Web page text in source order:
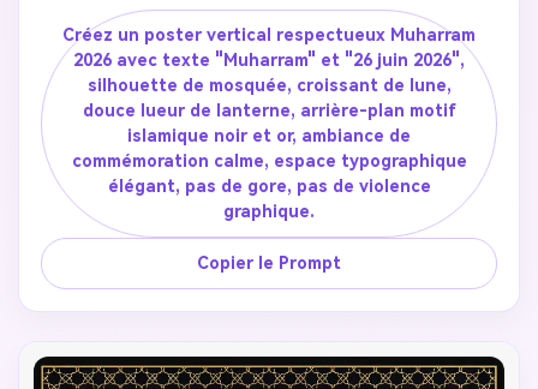
Créez un poster vertical respectueux Muharram
2026 avec texte "Muharram" et "26 juin 2026",
silhouette de mosquée, croissant de lune,
douce lueur de lanterne, arrière-plan motif
islamique noir et or, ambiance de
commémoration calme, espace typographique
élégant, pas de gore, pas de violence
graphique.
Copier le Prompt